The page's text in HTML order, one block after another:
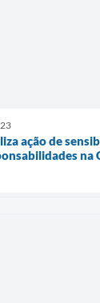
ação de
na